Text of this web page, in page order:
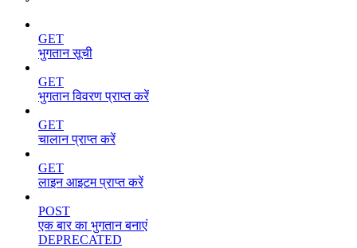
GET
भुगतान सूची
GET
भुगतान विवरण प्राप्त करें
GET
चालान प्राप्त करें
GET
लाइन आइटम प्राप्त करें
POST
एक बार का भुगतान बनाएं
DEPRECATED